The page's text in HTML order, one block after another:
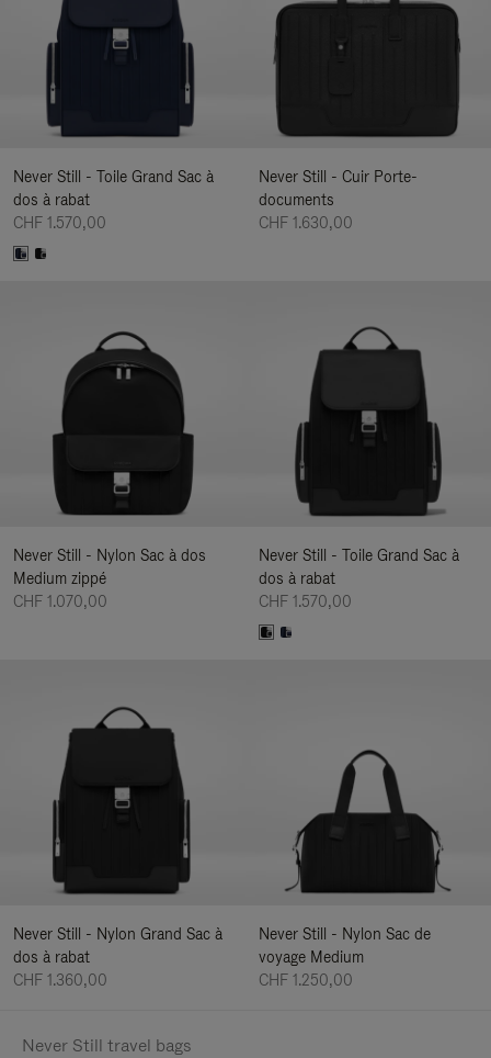
Never Still - Toile Grand Sac à
dos à rabat
CHF 1.570,00
Never Still - Cuir Porte-
documents
CHF 1.630,00
Never Still - Nylon Sac à dos
Medium zippé
CHF 1.070,00
Never Still - Toile Grand Sac à
dos à rabat
CHF 1.570,00
Never Still - Nylon Grand Sac à
dos à rabat
CHF 1.360,00
Never Still - Nylon Sac de
voyage Medium
CHF 1.250,00
Never Still travel bags